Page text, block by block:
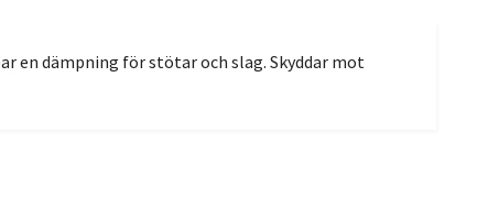
en dämpning för stötar och slag. Skyddar mot